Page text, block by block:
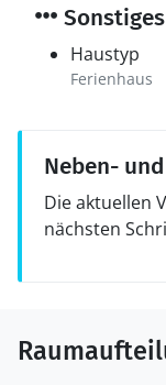
Sonstiges
Haustyp
Ferienhaus
Neben-
Die aktuellen
nächsten